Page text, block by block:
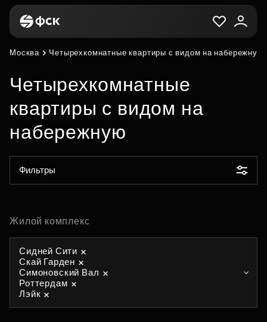
Москва Четырехкомнатные квартиры с видом на набережную
Четырехкомнатные
квартиры с видом на
набережную
Фильтры
Жилой комплекс
Сидней Сити
Скай Гарден
Симоновский Вал
Роттердам
Лэйк